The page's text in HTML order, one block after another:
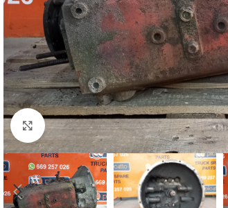
Click to enlarge